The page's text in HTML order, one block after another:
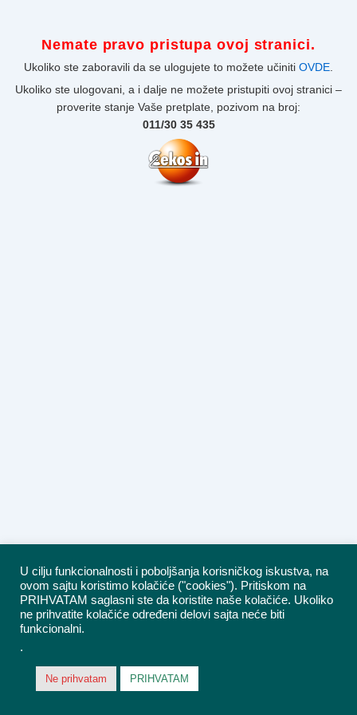
Nemate pravo pristupa ovoj stranici.
Ukoliko ste zaboravili da se ulogujete to možete učiniti OVDE
Ukoliko ste ulogovani, a i dalje ne možete pristupiti ovoj stranici –
proverite stanje Vaše pretplate, pozivom na broj:
011/30 35 435
U cilju funkcionalnosti i poboljšanja korisničkog iskustva, na
ovom sajtu koristimo kolačiće ("cookies"). Pritiskom na
PRIHVATAM saglasni ste da koristite naše kolačiće. Ukoliko
ne prihvatite kolačiće određeni delovi sajta neće biti
funkcionalni.
.
Ne prihvatam PRIHVATAM